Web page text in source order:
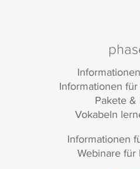
Informationen
Pakete &
Vokabeln
Informationen
Webinare für